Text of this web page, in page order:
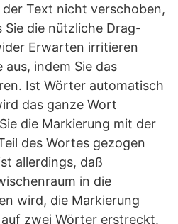
Text nicht verschoben,
die nützliche Drag-
Erwarten irritieren
aus, indem Sie das
Ist Wörter automatisch
das ganze Wort
die Markierung mit der
des Wortes gezogen
allerdings, daß
in die
wird, die Markierung
zwei Wörter erstreckt.